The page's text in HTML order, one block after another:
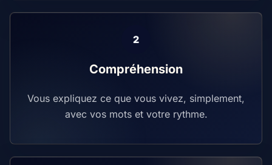
Compréhension
Vous expliquez ce que vous vivez, simplement,
avec vos mots et votre rythme.